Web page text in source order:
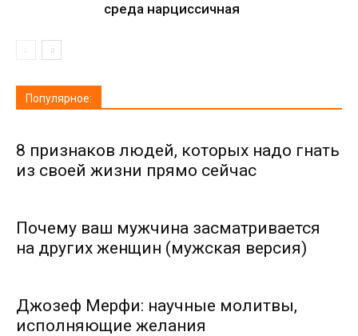
среда нарциссичная
Популярное:
8 признаков людей, которых надо гнать
из своей жизни прямо сейчас
Почему ваш мужчина засматривается
на других женщин (мужская версия)
Джозеф Мерфи: научные молитвы,
исполняющие желания